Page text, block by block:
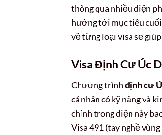
thông qua nhiều diện
hướng tới mục tiêu
về từng loại visa sẽ
Visa Định Cư Úc
Chương trìnhđịnh cư
cá nhân có kỹ năng và
chính trong diện này
Visa 491 (tay nghề